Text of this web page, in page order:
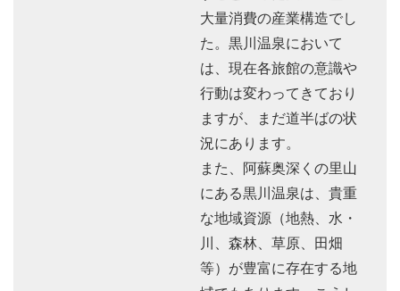
大量消費の産業構造でし
た。黒川温泉において
は、現在各旅館の意識や
行動は変わってきており
ますが、まだ道半ばの状
況にあります。
また、阿蘇奥深くの里山
にある黒川温泉は、貴重
な地域資源（地熱、水・
川、森林、草原、田畑
等）が豊富に存在する地